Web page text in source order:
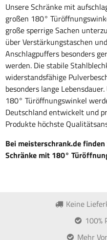
Unsere Schränke mit
großen 180°
große sperrige Sachen
über Verstärkungstaschen
Anschlagpuffers besonders
werden. Die stabile
widerstandsfähige
besonders lange
180° Türöffnungswinkel
Deutschland entwickelt und
Produkte höchste
Bei meisterschrank.de
Schränke mit 180°
Keine
Mehr